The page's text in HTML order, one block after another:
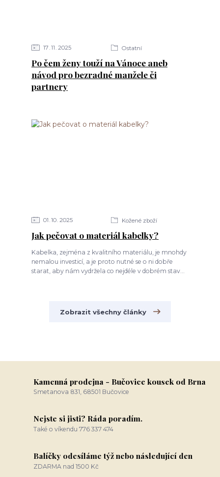
17 11 2025 Ostatní
Po čem ženy touží na Vánoce aneb
návod pro bezradné manžele či
partnery
01 10 2025 Kožené zboží
Jak pečovat o materiál kabelky?
Kabelka, zejména z kvalitního materiálu, je mnohdy
nemalou investicí, a je proto nutné se o ni dobře
starat, aby nám vydržela co nejdéle v dobrém stav...
Zobrazit všechny články
Kamenná prodejna - Bučovice kousek od Brna
Smetanova 831, 68501 Bučovice
Nejste si jisti? Ráda poradím.
Také o víkendu 776 337 474
Balíčky odesíláme týž nebo následující den
ZDARMA nad 1500 Kč